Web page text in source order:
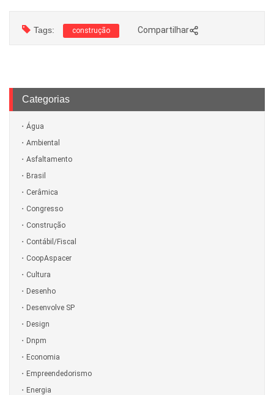
Tags: construção Compartilhar
Categorias
Água
Ambiental
Asfaltamento
Brasil
Cerâmica
Congresso
Construção
Contábil/Fiscal
CoopAspacer
Cultura
Desenho
Desenvolve SP
Design
Dnpm
Economia
Empreendedorismo
Energia